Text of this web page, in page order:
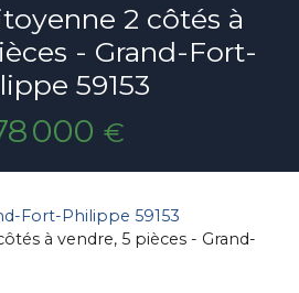
2 côtés à
- Grand-Fort-
59153
000 €
Fort-Philippe 59153
à vendre, 5 pièces - Grand-